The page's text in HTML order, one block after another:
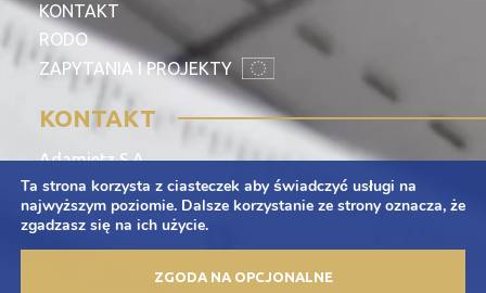
KONTAKT
RODO
ZAPYTANIA I PROJEKTY
KONTAKT
Adamietz S.A.
ul. Braci Prankel 1
47-100 Strzelce Opolskie
+48 77 463 00 65
Ta strona korzysta z ciasteczek aby świadczyć usługi na
najwyższym poziomie. Dalsze korzystanie ze strony oznacza, że
zgadzasz się na ich użycie.
ZGODA NA OPCJONALNE